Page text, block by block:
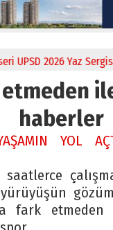
2026 Yaz
haberler
YOL
saatlerce
fark etmeden